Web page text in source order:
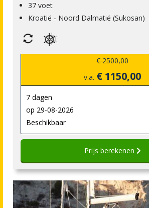
37 voet
Kroatië - Noord Dalmatië (Sukosan)
€ 2500,00
v.a. € 1150,00
7 dagen
op 29-08-2026
Beschikbaar
Prijs berekenen